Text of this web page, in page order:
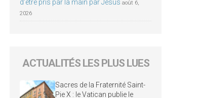
d’être pris par la main par Jésus août 6,
2026
ACTUALITÉS LES PLUS LUES
Sacres de la Fraternité Saint-
Pie X : le Vatican publie le